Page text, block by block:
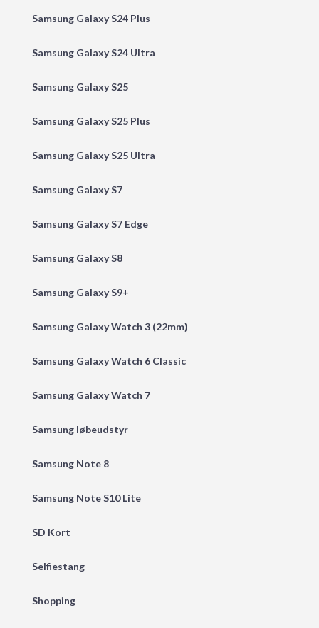
Samsung Galaxy S24 Plus
Samsung Galaxy S24 Ultra
Samsung Galaxy S25
Samsung Galaxy S25 Plus
Samsung Galaxy S25 Ultra
Samsung Galaxy S7
Samsung Galaxy S7 Edge
Samsung Galaxy S8
Samsung Galaxy S9+
Samsung Galaxy Watch 3 (22mm)
Samsung Galaxy Watch 6 Classic
Samsung Galaxy Watch 7
Samsung løbeudstyr
Samsung Note 8
Samsung Note S10 Lite
SD Kort
Selfiestang
Shopping